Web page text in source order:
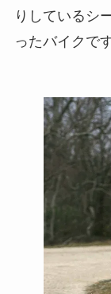
りしているシ
ったバイクで